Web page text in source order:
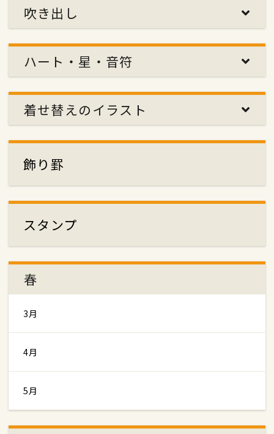
吹き出し
ハート・星・音符
着せ替えのイラスト
飾り罫
スタンプ
春
3月
4月
5月